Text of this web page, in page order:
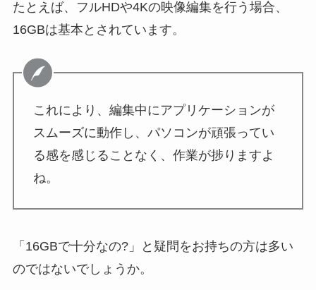
たとえば、フルHDや4Kの映像編集を行う場合、
16GBは基本とされています。
これにより、編集中にアプリケーションが
スムーズに動作し、パソコンが頑張ってい
る感を感じることなく、作業が捗りますよ
ね。
「16GBで十分なの?」と疑問をお持ちの方は多い
のではないでしょうか。